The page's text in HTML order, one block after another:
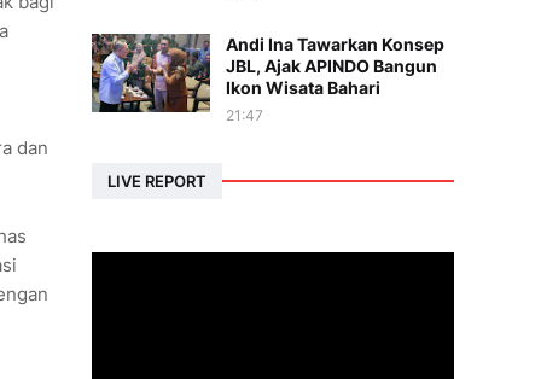
dan
Andi Ina Tawarkan Konsep
JBL, Ajak APINDO Bangun
Ikon Wisata Bahari
21:47
LIVE REPORT